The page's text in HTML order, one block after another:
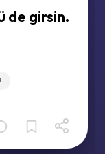
de girsin.